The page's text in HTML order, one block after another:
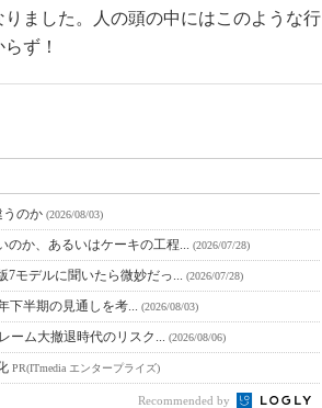
ました。人の頭の中にはこのような行
ず！
うのか (2026/08/03)
のか、あるいはケーキの工程... (2026/07/28)
7モデルに聞いたら微妙だっ... (2026/07/28)
下半期の見通しを考... (2026/08/03)
ーム大撤退時代のリスク... (2026/08/06)
PR(ITmedia エンタープライズ)
Recommended by